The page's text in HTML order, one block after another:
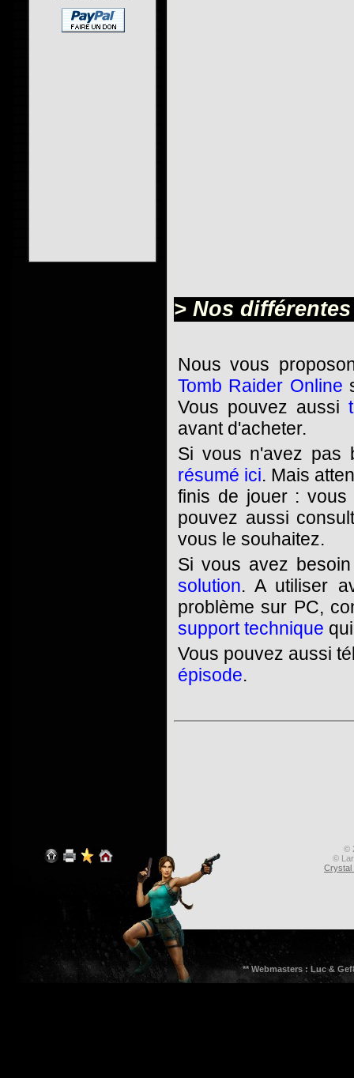
> Nos
Nous vous
Tomb Raider Online
Vous pouvez aussi
avant d'acheter.
Si vous n'avez pas
résumé ici. Mais
finis de jouer : vous
pouvez aussi
vous le souhaitez.
Si vous avez
solution. A utiliser
problème sur PC,
support technique
Vous pouvez aussi
épisode.
©
©
Crystal
** Webmasters : Luc &